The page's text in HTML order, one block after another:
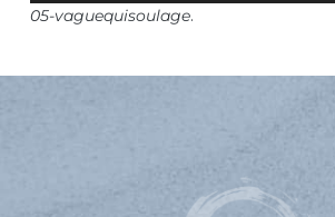
05-vaguequisoulage.